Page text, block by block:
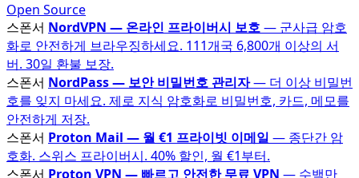
Open Source
스폰서 NordVPN — 온라인 프라이버시 보호— 군사급 암호
화로 안전하게 브라우징하세요. 111개국 6,800개 이상의 서
버. 30일 환불 보장.
스폰서 NordPass — 보안 비밀번호 관리자— 더 이상 비밀번
호를 잊지 마세요. 제로 지식 암호화로 비밀번호, 카드, 메모를
안전하게 저장.
스폰서 Proton Mail — 월 €1 프라이빗 이메일 — 종단간 암
호화. 스위스 프라이버시. 40% 할인, 월 €1부터.
스폰서 Proton VPN — 빠르고 안전한 무료 VPN — 수백만